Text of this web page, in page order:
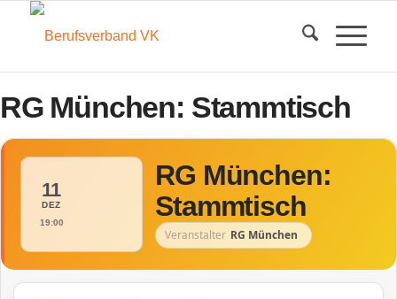
RG München: Stammtisch
11
DEZ
19:00
RG München:
Stammtisch
Veranstalter RG München